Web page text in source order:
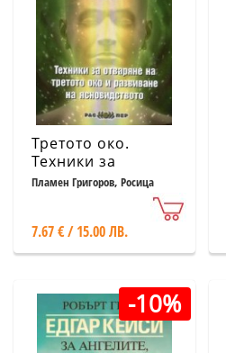
Третото око.
Техники за
отваряне на
ясновидството
Пламен Григоров, Росица
7.67 € / 15.00 ЛВ.
-10%